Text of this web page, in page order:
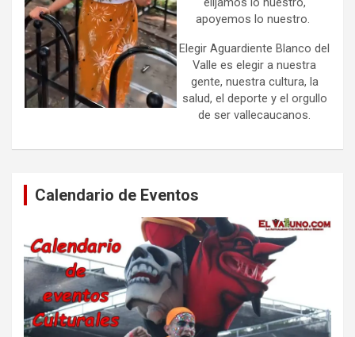
apoyemos lo nuestro.
Elegir Aguardiente Blanco del
Valle es elegir a nuestra
gente, nuestra cultura, la
salud, el deporte y el orgullo
de ser vallecaucanos.
Calendario de Eventos